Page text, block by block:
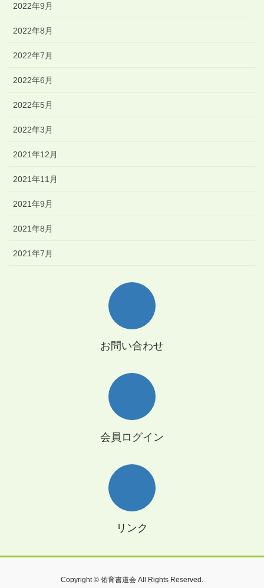
2022年9月
2022年8月
2022年7月
2022年6月
2022年5月
2022年3月
2021年12月
2021年11月
2021年9月
2021年8月
2021年7月
お問い合わせ
会員ログイン
リンク
Copyright © 佑育書道会 All Rights Reserved.